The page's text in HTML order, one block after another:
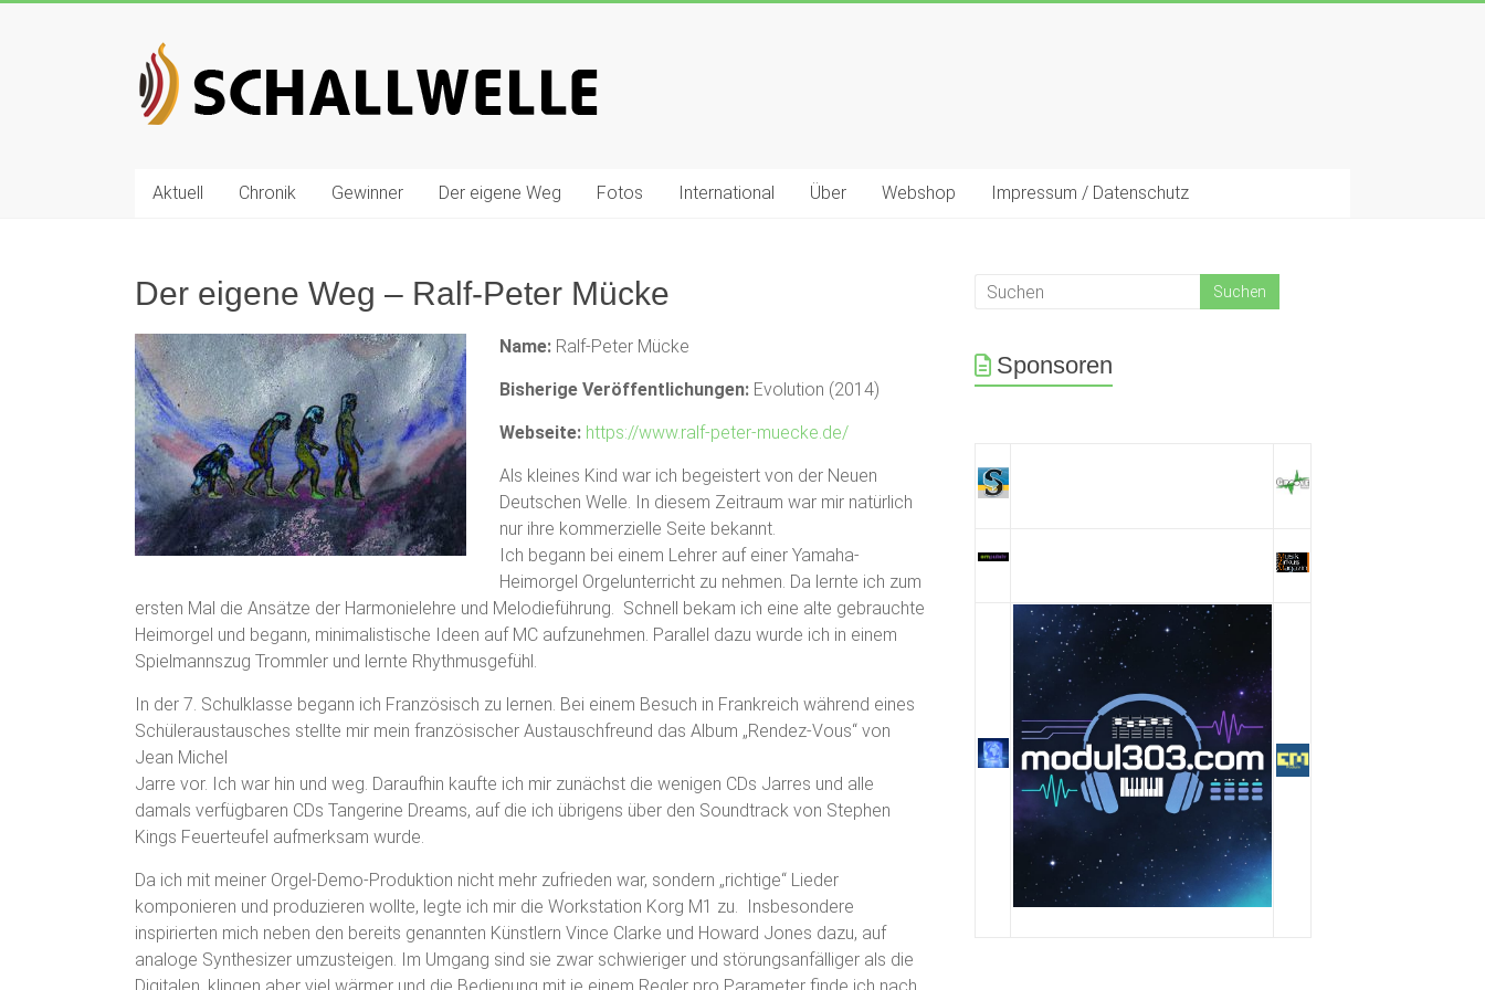
Schallwelle
Preis
fürAktuell Chronik Gewinner Der eigene Weg Fotos International Über Webshop Impressum / Datenschutz
Der eigene Weg – Ralf-Peter Mücke
Name: Ralf-Peter Mücke
Bisherige Veröffentlichungen: Evolution (2014)
Webseite: https://www.ralf-peter-muecke.de/
Als kleines Kind war ich begeistert von der Neuen
Deutschen Welle. In diesem Zeitraum war mir natürlich
nur ihre kommerzielle Seite bekannt.
Ich begann bei einem Lehrer auf einer Yamaha-
Heimorgel Orgelunterricht zu nehmen. Da lernte ich zum
ersten Mal die Ansätze der Harmonielehre und Melodieführung. Schnell bekam ich eine alte gebrauchte
Heimorgel und begann, minimalistische Ideen auf MC aufzunehmen. Parallel dazu wurde ich in einem
Spielmannszug Trommler und lernte Rhythmusgefühl.
In der 7. Schulklasse begann ich Französisch zu lernen. Bei einem Besuch in Frankreich während eines
Schüleraustausches stellte mir mein französischer Austauschfreund das Album „Rendez-Vous“ von
Jean Michel
Jarre vor. Ich war hin und weg. Daraufhin kaufte ich mir zunächst die wenigen CDs Jarres und alle
damals verfügbaren CDs Tangerine Dreams, auf die ich übrigens über den Soundtrack von Stephen
Kings Feuerteufel aufmerksam wurde.
Da ich mit meiner Orgel-Demo-Produktion nicht mehr zufrieden war, sondern „richtige“ Lieder
komponieren und produzieren wollte, legte ich mir die Workstation Korg M1 zu. Insbesondere
inspirierten mich neben den bereits genannten Künstlern Vince Clarke und Howard Jones dazu, auf
analoge Synthesizer umzusteigen. Im Umgang sind sie zwar schwieriger und störungsanfälliger als die
Sponsoren